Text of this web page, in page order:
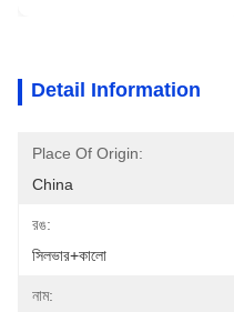
Detail Information
Place Of Origin:
China
রঙ:
সিলভার+কালো
নাম: